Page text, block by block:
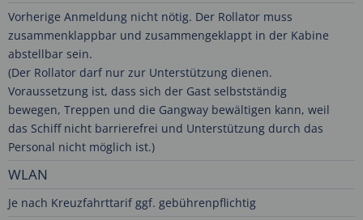
Vorherige Anmeldung nicht nötig. Der Rollator muss
zusammenklappbar und zusammengeklappt in der Kabine
abstellbar sein.
(Der Rollator darf nur zur Unterstützung dienen.
Voraussetzung ist, dass sich der Gast selbstständig
bewegen, Treppen und die Gangway bewältigen kann, weil
das Schiff nicht barrierefrei und Unterstützung durch das
Personal nicht möglich ist.)
WLAN
Je nach Kreuzfahrttarif ggf. gebührenpflichtig